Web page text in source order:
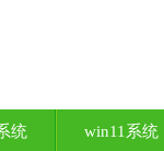
统 win11系统